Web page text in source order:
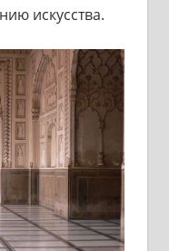
искусства.